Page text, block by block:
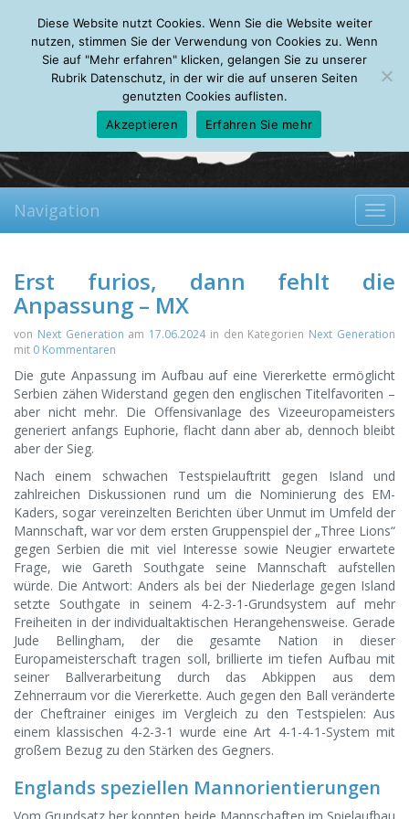
Sunday, 09.08.2026
Mein Account
About Autoren Leseempfehlungen FAQ
Navigation
Erst furios, dann fehlt die
Anpassung – MX
von Next Generation am 17.06.2024in den Kategorien Next Generation
mit 0 Kommentaren
Die gute Anpassung im Aufbau auf eine Viererkette ermöglicht
Serbien zähen Widerstand gegen den englischen Titelfavoriten –
aber nicht mehr. Die Offensivanlage des Vizeeuropameisters
generiert anfangs Euphorie, flacht dann aber ab, dennoch bleibt
aber der Sieg.
Nach einem schwachen Testspielauftritt gegen Island und
zahlreichen Diskussionen rund um die Nominierung des EM-
Kaders, sogar vereinzelten Berichten über Unmut im Umfeld der
Mannschaft, war vor dem ersten Gruppenspiel der „Three Lions“
gegen Serbien die mit viel Interesse sowie Neugier erwartete
Frage, wie Gareth Southgate seine Mannschaft aufstellen
würde. Die Antwort: Anders als bei der Niederlage gegen Island
setzte Southgate in seinem 4-2-3-1-Grundsystem auf mehr
Freiheiten in der individualtaktischen Herangehensweise. Gerade
Jude Bellingham, der die gesamte Nation in dieser
Europameisterschaft tragen soll, brillierte im tiefen Aufbau mit
seiner Ballverarbeitung durch das Abkippen aus dem
Zehnerraum vor die Viererkette. Auch gegen den Ball veränderte
der Cheftrainer einiges im Vergleich zu den Testspielen: Aus
einem klassischen 4-2-3-1 wurde eine Art 4-1-4-1-System mit
großem Bezug zu den Stärken des Gegners.
Englands speziellen Mannorientierungen
Diese Website nutzt Cookies. Wenn Sie die Website weiter
nutzen, stimmen Sie der Verwendung von Cookies zu. Wenn
Sie auf "Mehr erfahren" klicken, gelangen Sie zu unserer
Rubrik Datenschutz, in der wir die auf unseren Seiten
genutzten Cookies auflisten.
Akzeptieren
Erfahren Sie mehr